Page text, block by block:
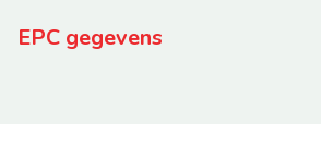
EPC gegevens